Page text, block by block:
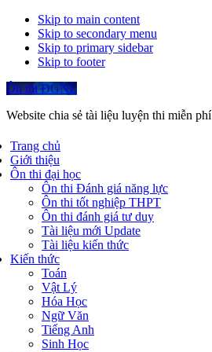
Skip to main content
Skip to secondary menu
Skip to primary sidebar
Skip to footer
Ôn thi ĐGNL
Website chia sẻ tài liệu luyện thi miễn phí
Trang chủ
Giới thiệu
Ôn thi đại học
Ôn thi Đánh giá năng lực
Ôn thi tốt nghiệp THPT
Ôn thi đánh giá tư duy
Tài liệu mới Update
Tài liệu kiến thức
Kiến thức
Toán
Vật Lý
Hóa Học
Ngữ Văn
Tiếng Anh
Sinh Học